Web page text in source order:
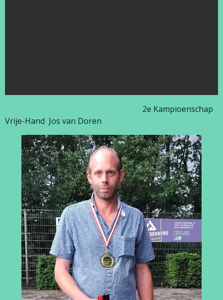
2e Kampioenschap
Vrije-Hand Jos van Doren